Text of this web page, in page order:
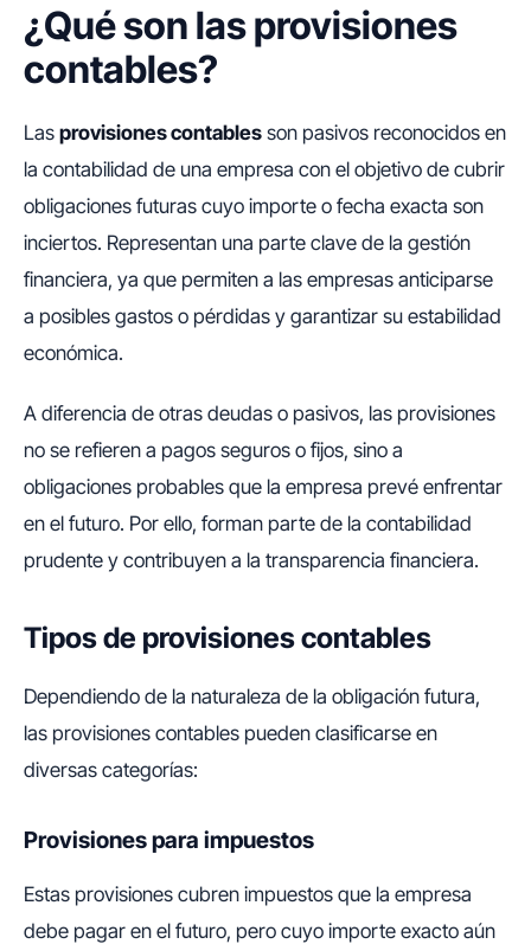
¿Qué son las provisiones
contables?
Las provisiones contables son pasivos reconocidos en
la contabilidad de una empresa con el objetivo de cubrir
obligaciones futuras cuyo importe o fecha exacta son
inciertos. Representan una parte clave de la gestión
financiera, ya que permiten a las empresas anticiparse
a posibles gastos o pérdidas y garantizar su estabilidad
económica.
A diferencia de otras deudas o pasivos, las provisiones
no se refieren a pagos seguros o fijos, sino a
obligaciones probables que la empresa prevé enfrentar
en el futuro. Por ello, forman parte de la contabilidad
prudente y contribuyen a la transparencia financiera.
Tipos de provisiones contables
Dependiendo de la naturaleza de la obligación futura,
las provisiones contables pueden clasificarse en
diversas categorías:
Provisiones para impuestos
Estas provisiones cubren impuestos que la empresa
debe pagar en el futuro, pero cuyo importe exacto aún